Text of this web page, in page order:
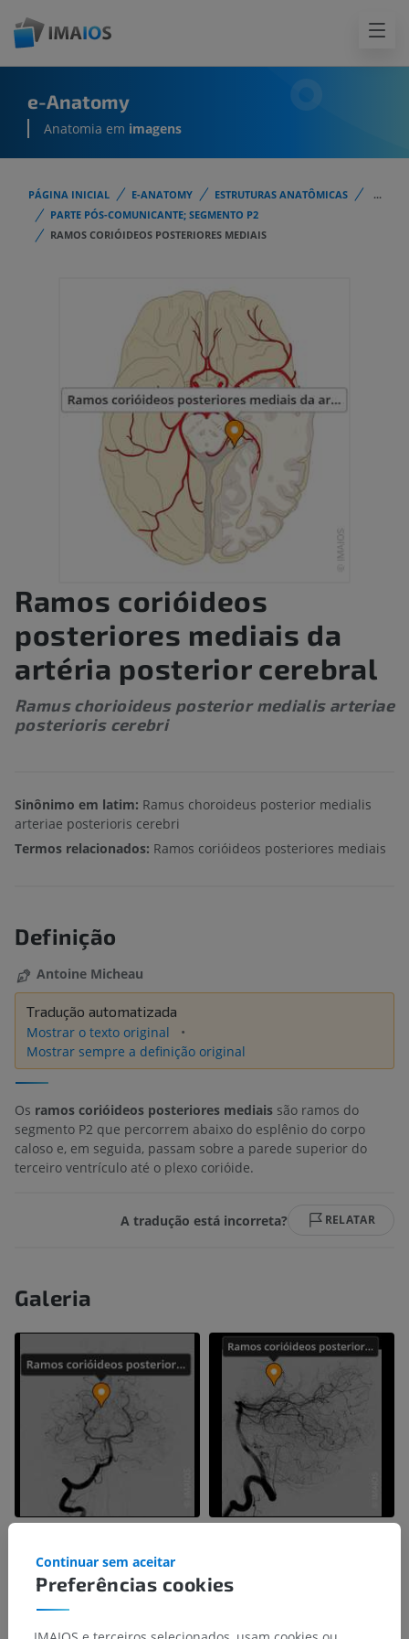
e-Anatomy
Anatomia em imagens
PÁGINA INICIAL E-ANATOMY ESTRUTURAS ANATÔMICAS
...
PARTE PÓS-COMUNICANTE; SEGMENTO P2
RAMOS CORIÓIDEOS POSTERIORES MEDIAIS
Ramos corióideos
posteriores mediais da
artéria posterior cerebral
Ramus chorioideus posterior medialis arteriae
posterioris cerebri
Sinônimo em latim: Ramus choroideus posterior medialis
arteriae posterioris cerebri
Termos relacionados: Ramos corióideos posteriores mediais
Definição
Antoine Micheau
Tradução automatizada
Mostrar o texto original
Mostrar sempre a definição original
Os ramos corióideos posteriores mediais são ramos do
segmento P2 que percorrem abaixo do esplênio do corpo
caloso e, em seguida, passam sobre a parede superior do
terceiro ventrículo até o plexo corióide.
A tradução está incorreta? RELATAR
Galeria
Preferências cookies
Continuar sem aceitar